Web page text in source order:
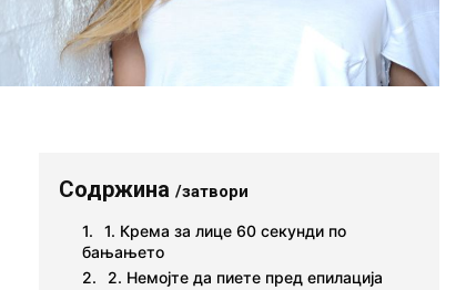
Содржина/затвори
1. Крема за лице 60 секунди по
бањањето
2. Немојте да пиете пред епилација